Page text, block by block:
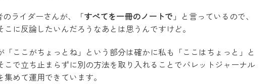
のライダーさんが、「すべてを一冊のノートで 」と言っているので、
こに反論したいんだろうなあとは思うんですけど。
「ここがちょっとね」という部分は確かに私も「ここはちょっと」と
こで立ち止まらずに別の方法を取り入れることでバレットジャーナル
めて運用できています。